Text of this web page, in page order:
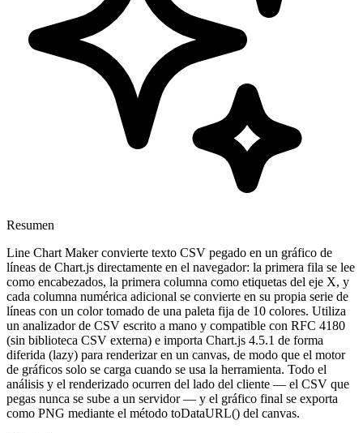
Resumen
Line Chart Maker convierte texto CSV pegado en un gráfico de
líneas de Chart.js directamente en el navegador: la primera fila se lee
como encabezados, la primera columna como etiquetas del eje X, y
cada columna numérica adicional se convierte en su propia serie de
líneas con un color tomado de una paleta fija de 10 colores. Utiliza
un analizador de CSV escrito a mano y compatible con RFC 4180
(sin biblioteca CSV externa) e importa Chart.js 4.5.1 de forma
diferida (lazy) para renderizar en un canvas, de modo que el motor
de gráficos solo se carga cuando se usa la herramienta. Todo el
análisis y el renderizado ocurren del lado del cliente — el CSV que
pegas nunca se sube a un servidor — y el gráfico final se exporta
como PNG mediante el método toDataURL() del canvas.